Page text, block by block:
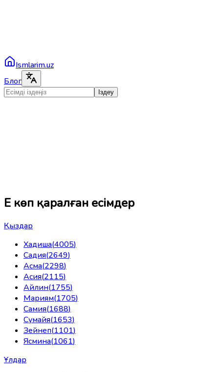
Ismlarim.uz
Блог
Іздеу
Ең көп қаралған есімдер
Қыздар
Хадиша(4005)
Садия(2649)
Асма(2298)
Асия(2115)
Айлин(1755)
Мариям(1705)
Самия(1688)
Сумайя(1653)
Зейнеп(1101)
Ясмина(1061)
Ұлдар